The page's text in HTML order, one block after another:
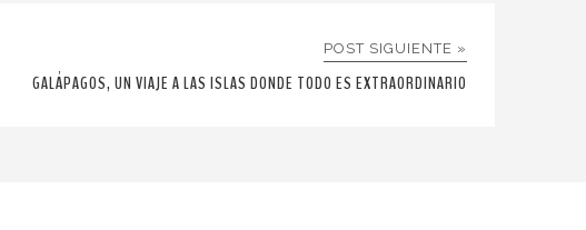
POST SIGUIENTE »
GALÁPAGOS, UN VIAJE A LAS ISLAS DONDE TODO ES EXTRAORDINARIO